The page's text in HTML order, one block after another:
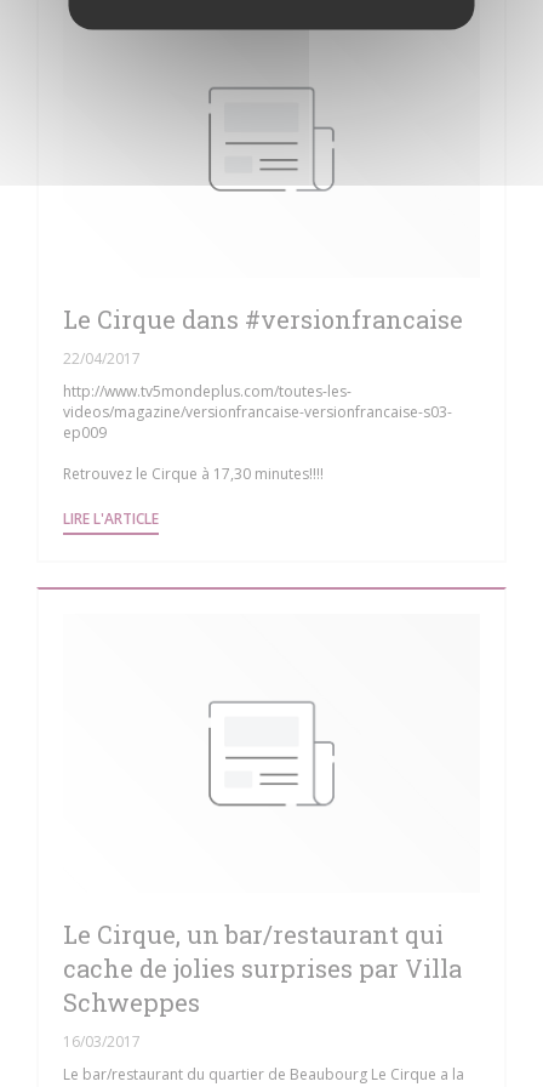
Le Cirque dans #versionfrancaise
22/04/2017
http://www.tv5mondeplus.com/toutes-les-
videos/magazine/versionfrancaise-versionfrancaise-s03-
ep009
Retrouvez le Cirque à 17,30 minutes!!!!
LIRE L'ARTICLE((OUVRE UNE NOUVELLE FENÊTRE))
Le Cirque, un bar/restaurant qui
cache de jolies surprises par Villa
Schweppes
16/03/2017
Le bar/restaurant du quartier de Beaubourg Le Cirque a la